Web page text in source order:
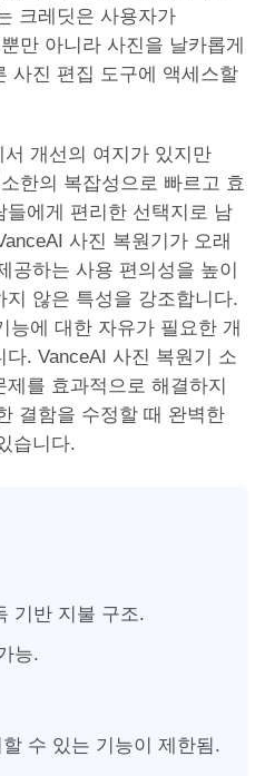
크레딧은 사용자가
만 아니라 사진을 날카롭게
사진 편집 도구에 액세스할
개선의 여지가 있지만
한의 복잡성으로 빠르고 효
에게 편리한 선택지로 남
사진 복원기가 오래
공하는 사용 편의성을 높이
않은 특성을 강조합니다.
능에 대한 자유가 필요한 개
. VanceAI 사진 복원기 소
를 효과적으로 해결하지
결함을 수정할 때 완벽한
습니다.
기반 지불 구조.
능.
수 있는 기능이 제한됨.